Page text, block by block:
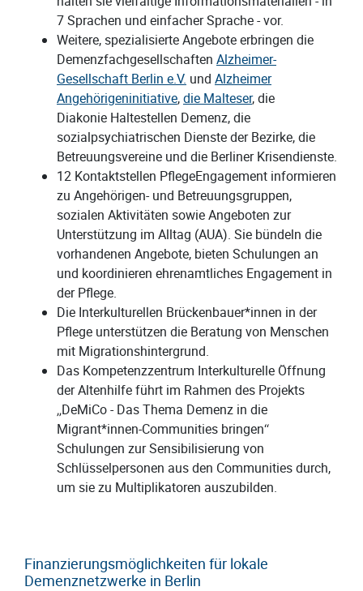
7 Sprachen und einfacher Sprache - vor.
Weitere, spezialisierte Angebote erbringen die
Demenzfachgesellschaften Alzheimer-
Gesellschaft Berlin e.V. und Alzheimer
Angehörigeninitiative,die Malteser, die
Diakonie Haltestellen Demenz, die
sozialpsychiatrischen Dienste der Bezirke, die
Betreuungsvereine und die Berliner Krisendienste.
12 Kontaktstellen PflegeEngagement informieren
zu Angehörigen- und Betreuungsgruppen,
sozialen Aktivitäten sowie Angeboten zur
Unterstützung im Alltag (AUA). Sie bündeln die
vorhandenen Angebote, bieten Schulungen an
und koordinieren ehrenamtliches Engagement in
der Pflege.
Die Interkulturellen Brückenbauer*innen in der
Pflege unterstützen die Beratung von Menschen
mit Migrationshintergrund.
Das Kompetenzzentrum Interkulturelle Öffnung
der Altenhilfe führt im Rahmen des Projekts
„DeMiCo - Das Thema Demenz in die
Migrant*innen-Communities bringen“
Schulungen zur Sensibilisierung von
Schlüsselpersonen aus den Communities durch,
um sie zu Multiplikatoren auszubilden.
Finanzierungsmöglichkeiten für lokale
Demenznetzwerke in Berlin